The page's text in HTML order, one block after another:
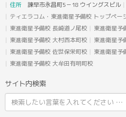
住所 諫早市永昌町5－18 ウイングスビル
ティエラコム・東進衛星予備校 トップペー
東進衛星予備校 長崎道ノ尾校
東進衛星予
東進衛星予備校 大村西本町校
東進衛星予
東進衛星予備校 佐世保栄町校
東進衛星予
東進衛星予備校 大牟田有明町校
サイト内検索
索